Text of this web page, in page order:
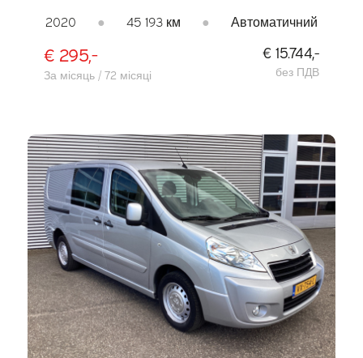
DAB/ ФАРКОП
2020 ● 45 193 км ● Автоматичний
€ 295,-
За місяць / 72 місяці
€ 15.744,-
без ПДВ